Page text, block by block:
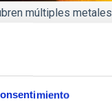
múltiples metales